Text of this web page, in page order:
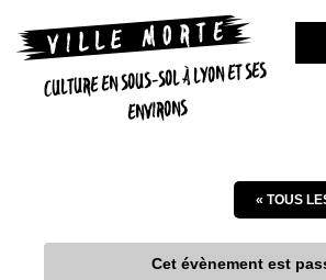
CULTURE EN SOUS-SOL À LYON ET SES
ENVIRONS
« TOUS
Cet évènement est